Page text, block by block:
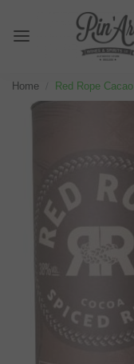
Home Red Rope Cacao